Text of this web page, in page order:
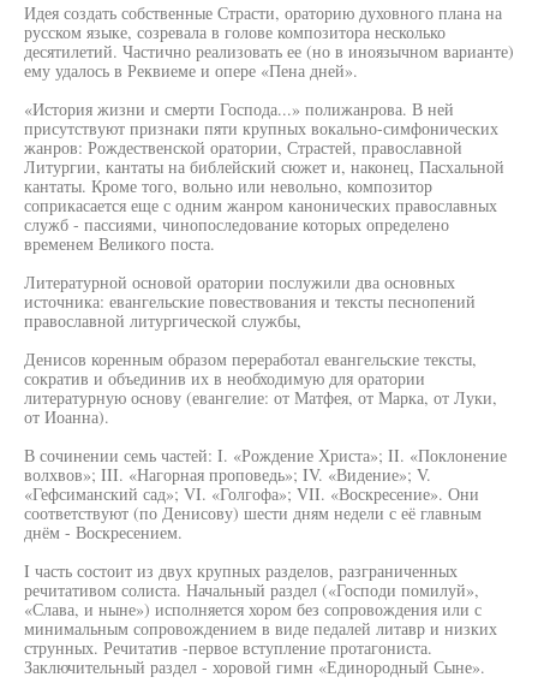
Идея создать собственные Страсти, ораторию духовного плана на
русском языке, созревала в голове композитора несколько
десятилетий. Частично реализовать ее (но в иноязычном варианте)
ему удалось в Реквиеме и опере «Пена дней».
«История жизни и смерти Господа...» полижанрова. В ней
присутствуют признаки пяти крупных вокально-симфонических
жанров: Рождественской оратории, Страстей, православной
Литургии, кантаты на библейский сюжет и, наконец, Пасхальной
кантаты. Кроме того, вольно или невольно, композитор
соприкасается еще с одним жанром канонических православных
служб - пассиями, чинопоследование которых определено
временем Великого поста.
Литературной основой оратории послужили два основных
источника: евангельские повествования и тексты песнопений
православной литургической службы,
Денисов коренным образом переработал евангельские тексты,
сократив и объединив их в необходимую для оратории
литературную основу (евангелие: от Матфея, от Марка, от Луки,
от Иоанна).
В сочинении семь частей: I. «Рождение Христа»; II. «Поклонение
волхвов»; III. «Нагорная проповедь»; IV. «Видение»; V.
«Гефсиманский сад»; VI. «Голгофа»; VII. «Воскресение». Они
соответствуют (по Денисову) шести дням недели с её главным
днём - Воскресением.
I часть состоит из двух крупных разделов, разграниченных
речитативом солиста. Начальный раздел («Господи помилуй»,
«Слава, и ныне») исполняется хором без сопровождения или с
минимальным сопровождением в виде педалей литавр и низких
струнных. Речитатив -первое вступление протагониста.
Заключительный раздел - хоровой гимн «Единородный Сыне».